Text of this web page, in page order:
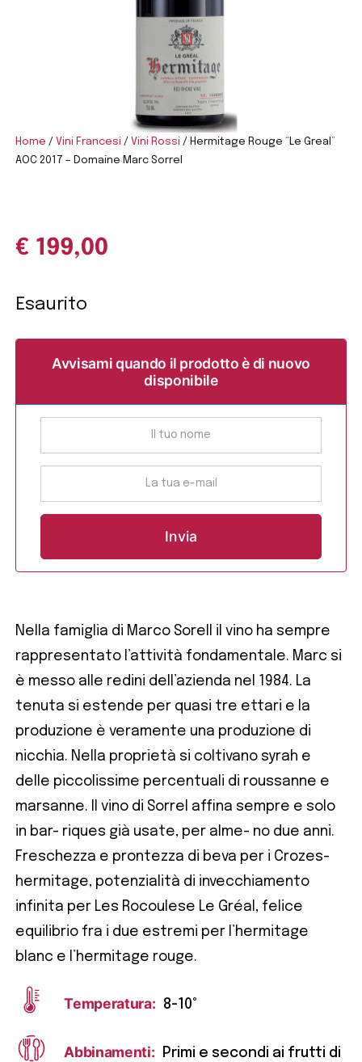
Home / Vini Francesi / Vini Rossi / Hermitage Rouge “Le Greal”
AOC 2017 – Domaine Marc Sorrel
€ 199,00
Esaurito
Avvisami quando il prodotto è di nuovo
disponibile
Nella famiglia di Marco Sorell il vino ha sempre
rappresentato l’attività fondamentale. Marc si
è messo alle redini dell’azienda nel 1984. La
tenuta si estende per quasi tre ettari e la
produzione è veramente una produzione di
nicchia. Nella proprietà si coltivano syrah e
delle piccolissime percentuali di roussanne e
marsanne. Il vino di Sorrel affina sempre e solo
in bar- riques già usate, per alme- no due anni.
Freschezza e prontezza di beva per i Crozes-
hermitage, potenzialità di invecchiamento
infinita per Les Rocoulese Le Gréal, felice
equilibrio fra i due estremi per l’hermitage
blanc e l’hermitage rouge.
Temperatura: 8-10°
Abbinamenti: Primi e secondi ai frutti di